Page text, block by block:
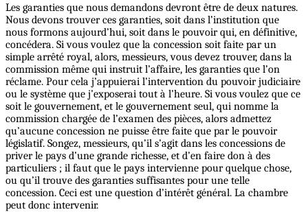
Les garanties que nous demandons devront être de deux natures.
Nous devons trouver ces garanties, soit dans l’institution que
nous formons aujourd’hui, soit dans le pouvoir qui, en définitive,
concédera. Si vous voulez que la concession soit faite par un
simple arrêté royal, alors, messieurs, vous devez trouver, dans la
commission même qui instruit l’affaire, les garanties que l’on
réclame. Pour cela j’appuierai l’intervention du pouvoir judiciaire
ou le système que j’exposerai tout à l’heure. Si vous voulez que ce
soit le gouvernement, et le gouvernement seul, qui nomme la
commission chargée de l’examen des pièces, alors admettez
qu’aucune concession ne puisse être faite que par le pouvoir
législatif. Songez, messieurs, qu’il s’agit dans les concessions de
priver le pays d’une grande richesse, et d’en faire don à des
particuliers ; il faut que le pays intervienne pour quelque chose,
ou qu’il trouve des garanties suffisantes pour une telle
concession. Ceci est une question d’intérêt général. La chambre
peut donc intervenir.